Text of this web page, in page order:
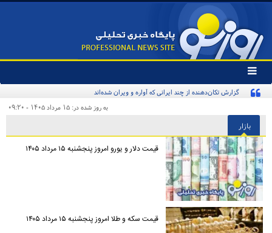
تغییر
وضعیت
منوی
ها
به روز شده در: ۱۵ مرداد ۱۴۰۵ - ۰۹:۲۰
بازار
قیمت دلار و یورو امروز پنجشنبه ۱۵ مرداد ۱۴۰۵
قیمت سکه و طلا امروز پنجشنبه ۱۵ مرداد ۱۴۰۵